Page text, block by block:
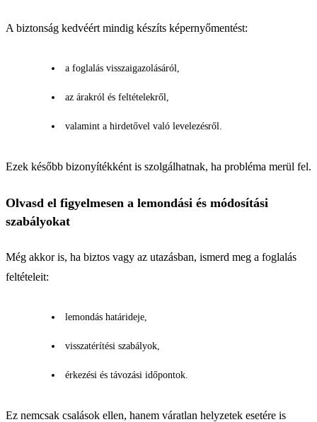
A biztonság kedvéért mindig készíts képernyőmentést:
a foglalás visszaigazolásáról,
az árakról és feltételekről,
valamint a hirdetővel való levelezésről.
Ezek később bizonyítékként is szolgálhatnak, ha probléma merül fel.
Olvasd el figyelmesen a lemondási és módosítási
szabályokat
Még akkor is, ha biztos vagy az utazásban, ismerd meg a foglalás
feltételeit:
lemondás határideje,
visszatérítési szabályok,
érkezési és távozási időpontok.
Ez nemcsak csalások ellen, hanem váratlan helyzetek esetére is